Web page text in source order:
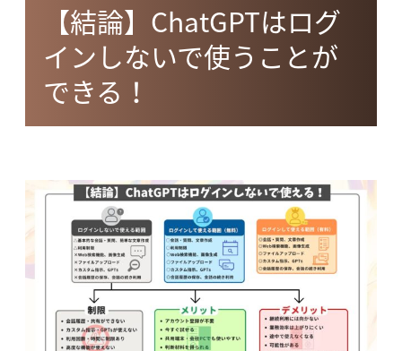
【結論】ChatGPTはログ
インしないで使うことが
できる！